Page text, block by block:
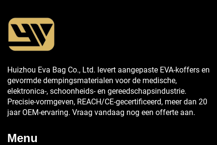
Huizhou Eva Bag Co., Ltd. levert aangepaste EVA-koffers en
gevormde dempingsmaterialen voor de medische,
elektronica-, schoonheids- en gereedschapsindustrie.
Precisie-vormgeven, REACH/CE-gecertificeerd, meer dan 20
jaar OEM-ervaring. Vraag vandaag nog een offerte aan.
Menu